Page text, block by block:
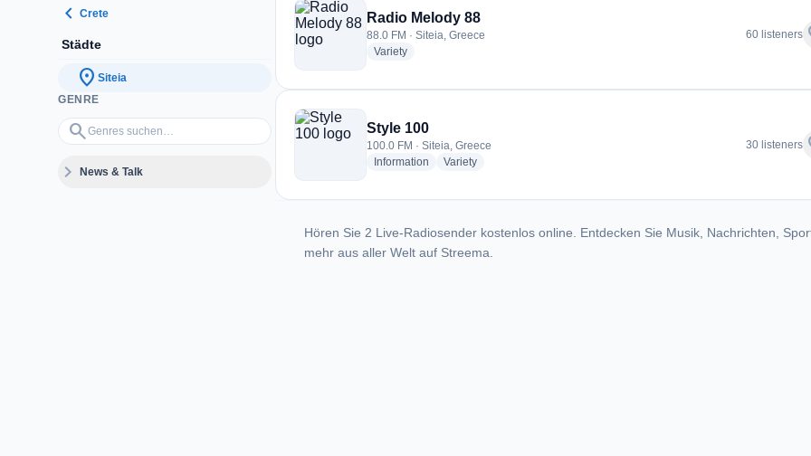
chevron_left Crete
Städte
location_on Siteia
GENRE
search
Genres suchen…
expand_moreNews & Talk
Radio Melody 88
88.0 FM · Siteia, Greece
Varietyradio stations
60 listeners
Style 100
100.0 FM · Siteia, Greece
Information radio stations
Varietyradio stations
30 listeners
Hören Sie 2 Live-Radiosender kostenlos online. Entdecken Sie Musik, Nachrichten,
mehr aus aller Welt auf Streema.